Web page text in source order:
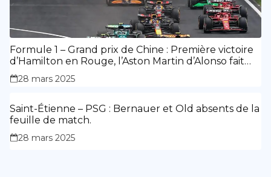
Formule 1 – Grand prix de Chine : Première victoire
d’Hamilton en Rouge, l’Aston Martin d’Alonso fait
des siennes.
28 mars 2025
Saint-Étienne – PSG : Bernauer et Old absents de la
feuille de match.
28 mars 2025